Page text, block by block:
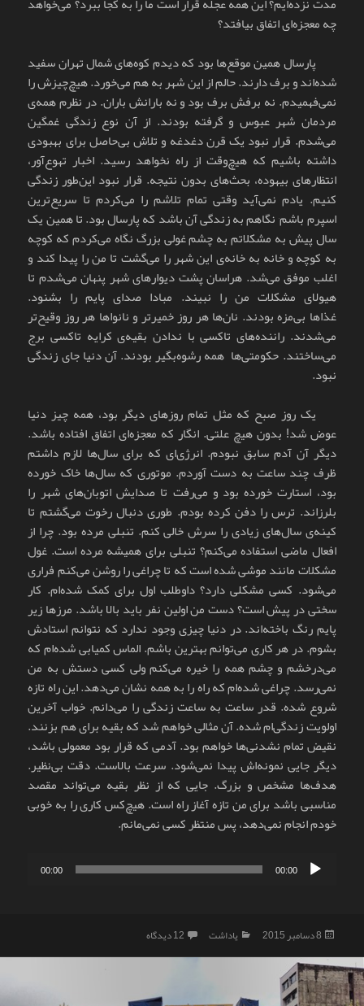
چه معجزه‌ای اتفاق بیافتد؟
پارسال همین موقع‌ها بود که دیدم کوه‌های شمال تهران سفید
شده‌اند و برف دارند. حالم از این شهر به هم می‌خورد. هیچ‌چیزش را
نمی‌فهمیدم. نه برفش برف بود و نه بارانش باران. در نظرم همه‌ی
مردمان شهر عبوس و گرفته بودند. از آن نوع زندگی غمگین
می‌شدم. قرار نبود یک قرن دغدغه و تلاش بی‌حاصل برای بهبودی
داشته باشیم که هیچ‌وقت از راه نخواهد رسید. اخبار تهوع‌آور،
انتظارهای بیهوده، بحث‌های بدون نتیجه. قرار نبود این‌طور زندگی
کنیم. یادم نمی‌آید وقتی تمام تلاشم را می‌کردم تا سریع‌ترین
اسپرم باشم٬ نگاهم به زندگی آن باشد که پارسال بود. تا همین یک
سال پیش به مشکلاتم به چشم غولی بزرگ نگاه می‌کردم که کوچه
به کوچه و خانه به خانه‌ی این شهر را می‌گشت تا من را پیدا کند و
اغلب موفق می‌شد. هراسان پشت دیوارهای شهر پنهان می‌شدم تا
هیولای مشکلات من را نبیند. مبادا صدای پایم را بشنود.
غذاها بی‌مزه بودند. نان‌ها هر روز خمیرتر و نانواها هر روز وقیح‌تر
می‌شدند. راننده‌های تاکسی با ندادن بقیه‌ی کرایه تاکسی برج
می‌ساختند. حکومتی‌ها همه رشوه‌بگیر بودند. آن دنیا جای زندگی
نبود.
یک روز صبح که مثل تمام روزهای دیگر بود، همه چیز دنیا
عوض شد! بدون هیچ علتی. انگار که معجزه‌ای اتفاق افتاده باشد.
دیگر آن آدم سابق نبودم. انرژی‌ای که برای سال‌ها لازم داشتم
ظرف چند ساعت به دست آوردم. موتوری که سال‌ها خاک خورده
بود، استارت خورده بود و می‌رفت تا صدایش اتوبان‌های شهر را
بلرزاند. ترس را دفن کرده بودم. طوری دنبال رخوت می‌گشتم تا
کینه‌ی سال‌های زیادی را سرش خالی کنم. تنبلی مرده بود. چرا از
افعال ماضی استفاده می‌کنم؟ تنبلی برای همیشه مرده است. غول
مشکلات مانند موشی شده است که تا چراغی را روشن می‌کنم فراری
می‌شود. کسی مشکلی دارد؟ داوطلب اول برای کمک شده‌ام. کار
سختی در پیش است؟ دست من اولین نفر باید بالا باشد. مرزها زیر
پایم رنگ باخته‌اند. در دنیا چیزی وجود ندارد که نتوانم استادش
بشوم. در هر کاری می‌توانم بهترین باشم. الماس کمیابی شده‌ام که
می‌درخشم و چشم همه را خیره می‌کنم ولی کسی دستش به من
نمی‌رسد. چراغی شده‌ام که راه را به همه نشان می‌دهد. این راه تازه
شروع شده. قدر ساعت به ساعت زندگی را می‌دانم. خواب آخرین
اولویت زندگی‌ام شده. آن مثالی خواهم شد که بقیه برای هم بزنند.
نقیض تمام نشدنی‌ها خواهم بود. آدمی که قرار بود معمولی باشد،
دیگر جایی نمونه‌اش پیدا نمی‌شود. سرعت بالاست. دقت بی‌نظیر.
هدف‌ها مشخص و بزرگ. جایی که از نظر بقیه می‌تواند مقصد
مناسبی باشد برای من تازه آغاز راه است. هیچ‌کس کاری را به خوبی
خودم انجام نمی‌دهد، پس منتظر کسی نمی‌مانم.
پخش‌کننده
صوت
00:00
00:00
ارسال
در
8 دسامبر 2015 دسته‌ها
یاداشت 12 دیدگاه برای تحول